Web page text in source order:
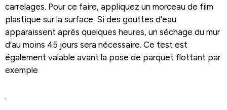
carrelages. Pour ce faire, appliquez un morceau de film
plastique sur la surface. Si des gouttes d’eau
apparaissent après quelques heures, un séchage du mur
d’au moins 45 jours sera nécessaire. Ce test est
également valable avant la pose de parquet flottant par
exemple
.